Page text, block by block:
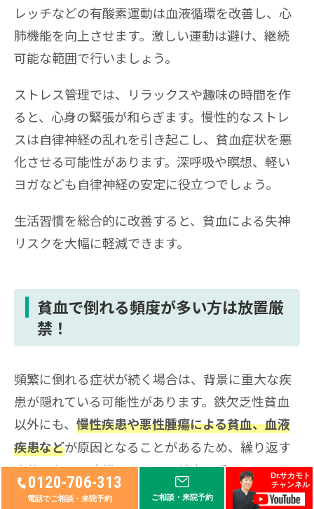
0120-706-313
電話でご相談・来院予約 ご相談・来院予約
Dr.サカモト
チャンネル
レッチなどの有酸素運動は血液循環を改善し、心
肺機能を向上させます。激しい運動は避け、継続
可能な範囲で行いましょう。
ストレス管理では、リラックスや趣味の時間を作
ると、心身の緊張が和らぎます。慢性的なストレ
スは自律神経の乱れを引き起こし、貧血症状を悪
化させる可能性があります。深呼吸や瞑想、軽い
ヨガなども自律神経の安定に役立つでしょう。
生活習慣を総合的に改善すると、貧血による失神
リスクを大幅に軽減できます。
貧血で倒れる頻度が多い方は放置厳
禁！
頻繁に倒れる症状が続く場合は、背景に重大な疾
患が隠れている可能性があります。鉄欠乏性貧血
以外にも、 慢性疾患や悪性腫瘍による貧血、血液
疾患などが原因となることがあるため、繰り返す
症状は必ず医療機関で詳しい検査を受けてくださ
い。